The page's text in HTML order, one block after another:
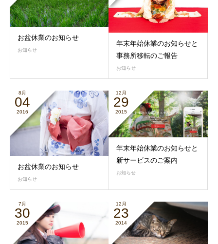
お盆休業のお知らせ
お知らせ
年末年始休業のお知らせと
事務所移転のご報告
お知らせ
8月
04
2016
お盆休業のお知らせ
お知らせ
12月
29
2015
年末年始休業のお知らせと
新サービスのご案内
お知らせ
7月
30
2015
12月
23
2014